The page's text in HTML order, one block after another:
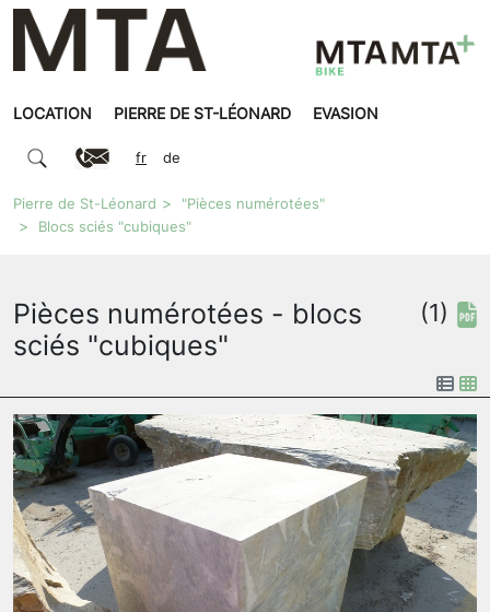
LOCATION PIERRE DE ST-LÉONARD EVASION
fr de
Pierre de St-Léonard
"Pièces numérotées"
Blocs sciés "cubiques"
Pièces numérotées - blocs
sciés "cubiques"
(1)